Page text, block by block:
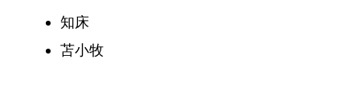
知床
苫小牧